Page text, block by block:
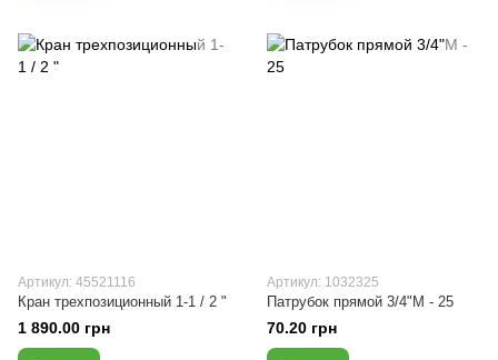
Артикул: 45521116
Кран трехпозиционный 1-1 / 2 "
1 890.00 грн
Артикул: 1032325
Патрубок прямой 3/4"М - 25
70.20 грн